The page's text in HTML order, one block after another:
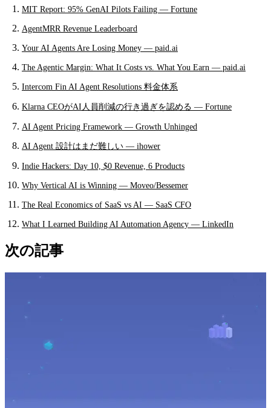
MIT Report: 95% GenAI Pilots Failing — Fortune
AgentMRR Revenue Leaderboard
Your AI Agents Are Losing Money — paid.ai
The Agentic Margin: What It Costs vs. What You Earn — paid.ai
Intercom Fin AI Agent Resolutions 料金体系
Klarna CEOがAI人員削減の行き過ぎを認める — Fortune
AI Agent Pricing Framework — Growth Unhinged
AI Agent 設計はまだ難しい — ihower
Indie Hackers: Day 10, $0 Revenue, 6 Products
Why Vertical AI is Winning — Moveo/Bessemer
The Real Economics of SaaS vs AI — SaaS CFO
What I Learned Building AI Automation Agency — LinkedIn
次の記事